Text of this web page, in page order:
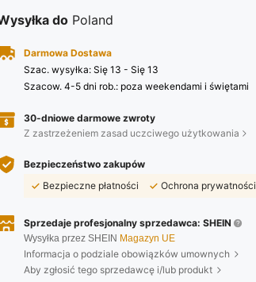
do Poland
Darmowa Dostawa
Szac. wysyłka: Się 13 - Się 13
Szacow. 4-5 dni rob.: poza weekendami i świętami
30-dniowe darmowe zwroty
Z zastrzeżeniem zasad uczciwego użytkowania
Bezpieczeństwo zakupów
Bezpieczne płatności
Ochrona prywatności
Sprzedaje profesjonalny sprzedawca: SHEIN
Wysyłka przez SHEIN Magazyn UE
Informacja o podziale obowiązków umownych
Aby zgłosić tego sprzedawcę i/lub produkt